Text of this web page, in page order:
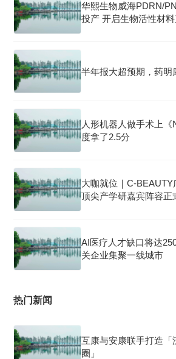
华熙生物威海PDRN/
投产 开启生物活性材
半年报大超预期，药明
人形机器人做手术上
度拿了2.5分
大咖就位｜C-BEAUTY
顶尖产学研嘉宾阵容正
AI医疗人才缺口将达
关企业集聚一线城市
热门新闻
互康与安康联手打造「
圈」